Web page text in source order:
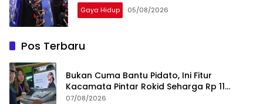
Gaya Hidup 05/08/2026
Pos Terbaru
Bukan Cuma Bantu Pidato, Ini Fitur
Kacamata Pintar Rokid Seharga Rp 11
Jutaan
07/08/2026